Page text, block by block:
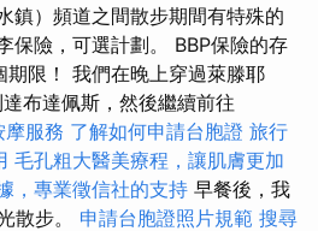
鎮）頻道之間散步期間有特殊的
保險，可選計劃。 BBP保險的存
限！ 我們在晚上穿過萊滕耶
布達佩斯，然後繼續前往
摩服務 了解如何申請台胞證 旅行
毛孔粗大醫美療程，讓肌膚更加
，專業徵信社的支持 早餐後，我
散步。 申請台胞證照片規範 搜尋